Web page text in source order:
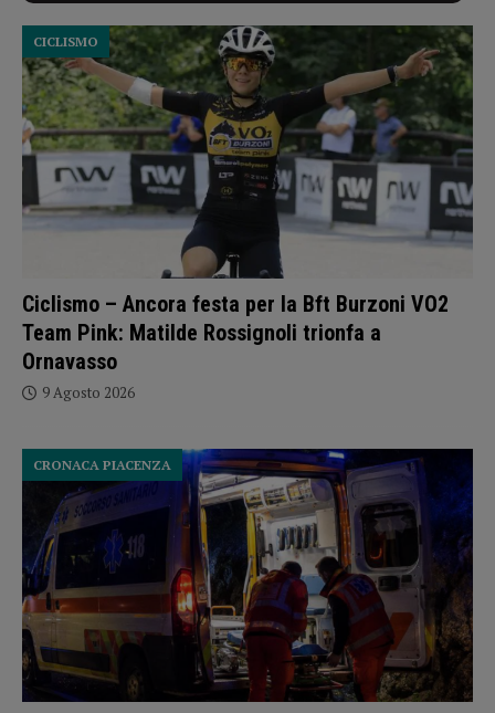
Ciclismo – Ancora festa per la Bft Burzoni VO2
Team Pink: Matilde Rossignoli trionfa a
Ornavasso
CICLISMO
9 Agosto 2026
CRONACA PIACENZA